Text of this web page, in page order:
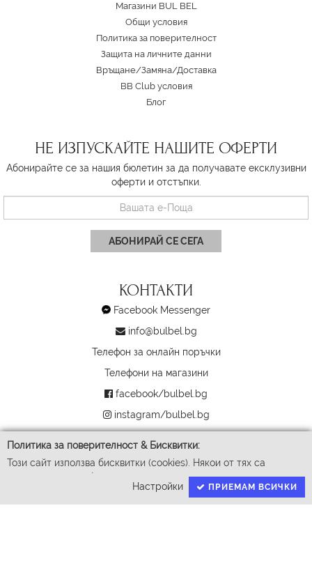
Политика за поверителност & Бисквитки:
Този сайт използва бисквитки (cookies). Някои от тях са
задължителни за функционирането му, докато други ни
помагат да подобрим Вашето преживяване. За да доставим
успешно Вашите покупки ние събираме и обработваме
Настройки ПРИЕМАМ ВСИЧКИ
Магазини BUL BEL
Oбщи условия
Политика за поверителност
Защита на личните данни
Връщане/Замяна/Доставка
BB Club условия
Блог
НЕ ИЗПУСКАЙТЕ НАШИТЕ ОФЕРТИ
Абонирайте се за нашия бюлетин за да получавате ексклузивни
оферти и отстъпки.
АБОНИРАЙ СЕ СЕГА
КОНТАКТИ
Facebook Messenger
info@bulbel.bg
Телефон за онлайн поръчки
Телефони на магазини
facebook/bulbel.bg
instagram/bulbel.bg
За търговци